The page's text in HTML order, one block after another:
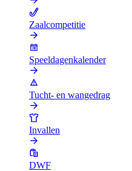
Zaalcompetitie
Speeldagenkalender
Tucht- en wangedrag
Invallen
DWF